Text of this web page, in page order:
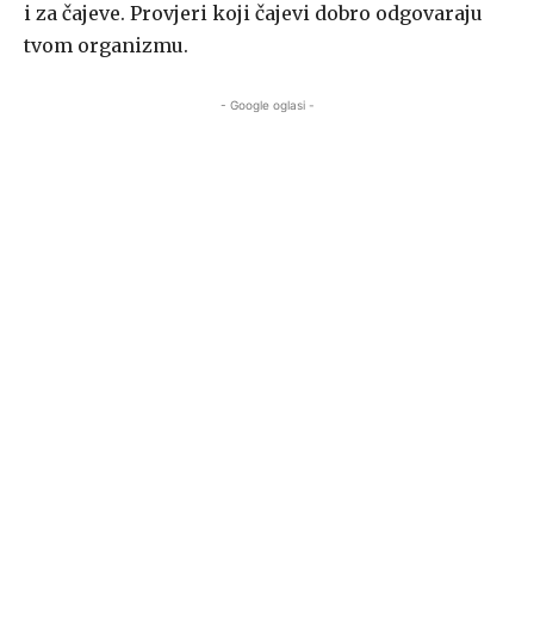
i za čajeve. Provjeri koji čajevi dobro odgovaraju
tvom organizmu.
- Google oglasi -